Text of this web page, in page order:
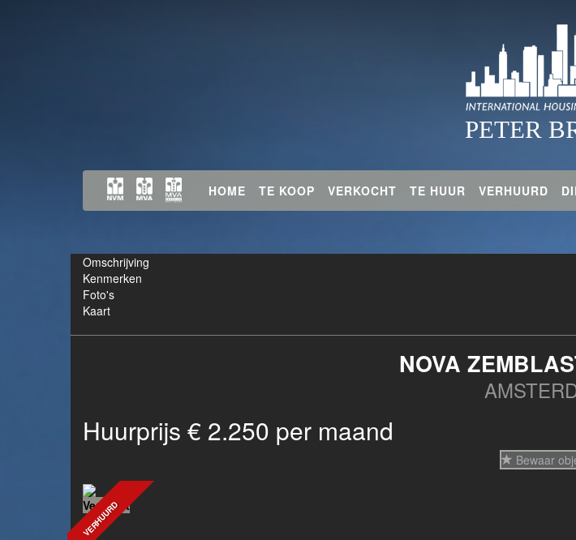
PETER
HOME TE KOOP VERKOCHT TE HUUR VERHUURD
Omschrijving
Kenmerken
Foto's
Kaart
NOVA
Huurprijs € 2.250 per maand
Bewaar
VERHUURD
Vergroot